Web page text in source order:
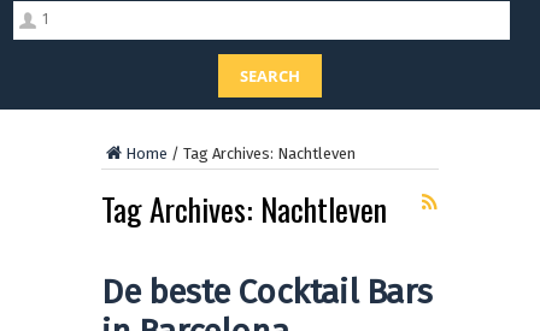
1
SEARCH
Home / Tag Archives: Nachtleven
Tag Archives: Nachtleven
De beste Cocktail Bars